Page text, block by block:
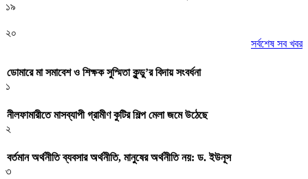
১৯
২০
সর্বশেষ সব খবর
ডোমারে মা সমাবেশ ও শিক্ষক সুস্মিতা কুন্ডু’র বিদায় সংবর্ধনা
১
নীলফামারীতে মাসব্যাপী গ্রামীণ কুটির শিল্প মেলা জমে উঠেছে
২
বর্তমান অর্থনীতি ব্যবসার অর্থনীতি, মানুষের অর্থনীতি নয়: ড. ইউনূস
৩